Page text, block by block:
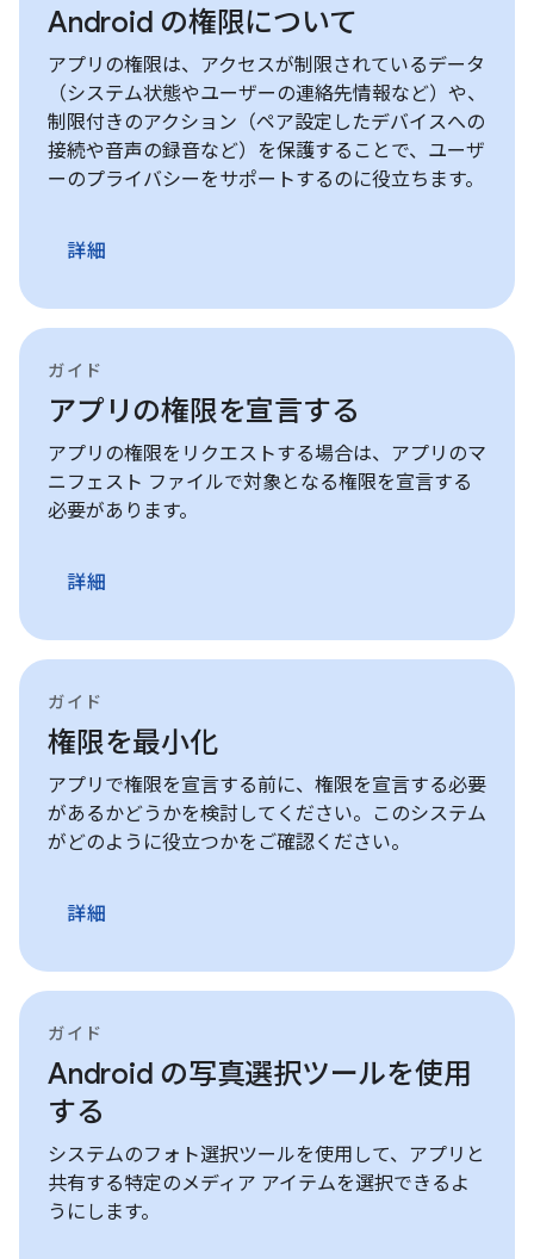
Android の権限について
アプリの権限は、アクセスが制限されているデータ
（システム状態やユーザーの連絡先情報など）や、
制限付きのアクション（ペア設定したデバイスへの
接続や音声の録音など）を保護することで、ユーザ
ーのプライバシーをサポートするのに役立ちます。
詳細
ガイド
アプリの権限を宣言する
アプリの権限をリクエストする場合は、アプリのマ
ニフェスト ファイルで対象となる権限を宣言する
必要があります。
詳細
ガイド
権限を最小化
アプリで権限を宣言する前に、権限を宣言する必要
があるかどうかを検討してください。このシステム
がどのように役立つかをご確認ください。
詳細
ガイド
Android の写真選択ツールを使用
する
システムのフォト選択ツールを使用して、アプリと
共有する特定のメディア アイテムを選択できるよ
うにします。